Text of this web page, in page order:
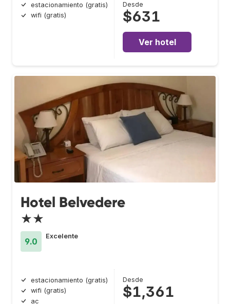
estacionamiento (gratis)
wifi (gratis)
Desde
$631
Ver hotel
Hotel Belvedere
★★
9.0
Excelente
estacionamiento (gratis)
wifi (gratis)
ac
Desde
$1,361